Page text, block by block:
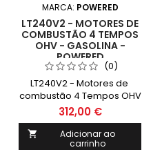
MARCA: POWERED
LT240V2 - MOTORES DE
COMBUSTÃO 4 TEMPOS
OHV - GASOLINA -
POWERED
(0)
LT240V2 - Motores de
combustão 4 Tempos OHV
- gasolina - POWERED
312,00 €

Adicionar ao
carrinho